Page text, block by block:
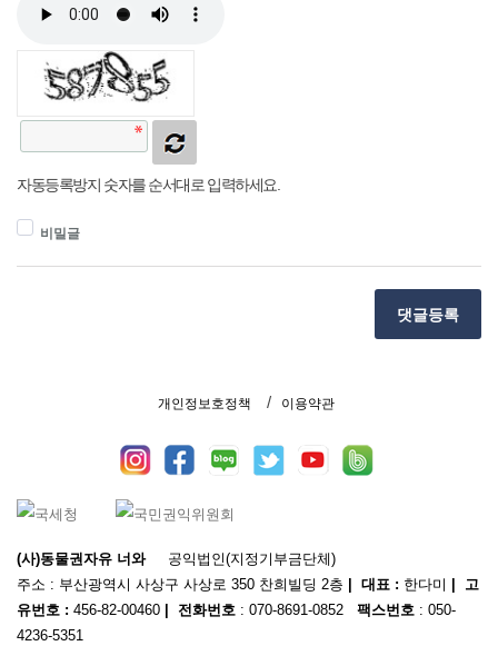
자동등록방지 숫자를 순서대로 입력하세요.
비밀글
댓글등록
개인정보호정책 이용약관
(사)동물권자유 너와
공익법인(지정기부금단체)
주소 : 부산광역시 사상구 사상로 350 찬희빌딩 2층
| 대표 : 한다미
| 고
유번호 : 456-82-00460 | 전화번호 : 070-8691-0852 팩스번호 : 050-
4236-5351